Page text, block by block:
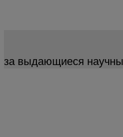
за выдающиеся